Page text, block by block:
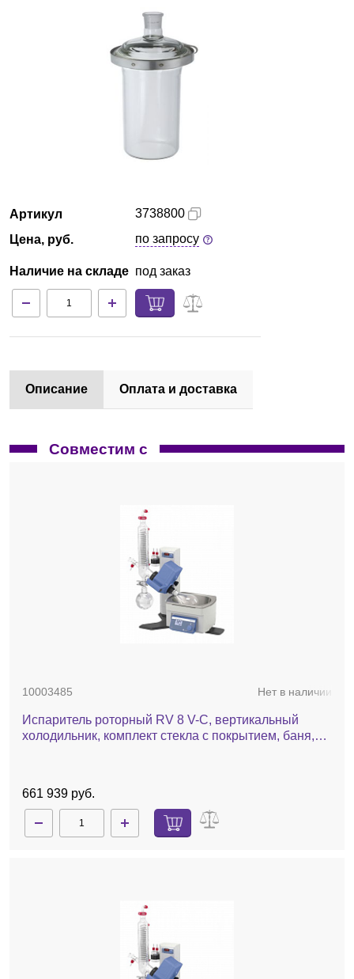
Партнеры
Доставка и оплата
Контакты
Артикул
Цена, руб.
Наличие на складе
3738800
по запросу
под заказ
Описание Оплата и доставка
Совместим с
10003485 Нет в наличии
Испаритель роторный RV 8 V-C, вертикальный
холодильник, комплект стекла c покрытием, баня,
661 939 руб.